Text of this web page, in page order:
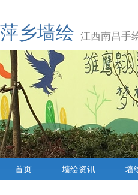
萍乡墙绘 江西南昌手
首页 墙绘资讯 墙